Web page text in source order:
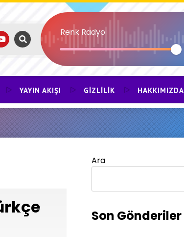
Renk Radyo
YAYIN AKIŞI GIZLILIK HAKKIMIZDA
Ara
Son Gönderiler